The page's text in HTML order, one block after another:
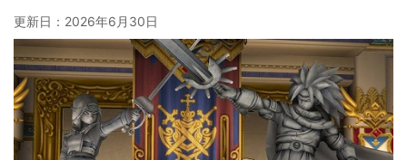
更新日： 2026年6月30日